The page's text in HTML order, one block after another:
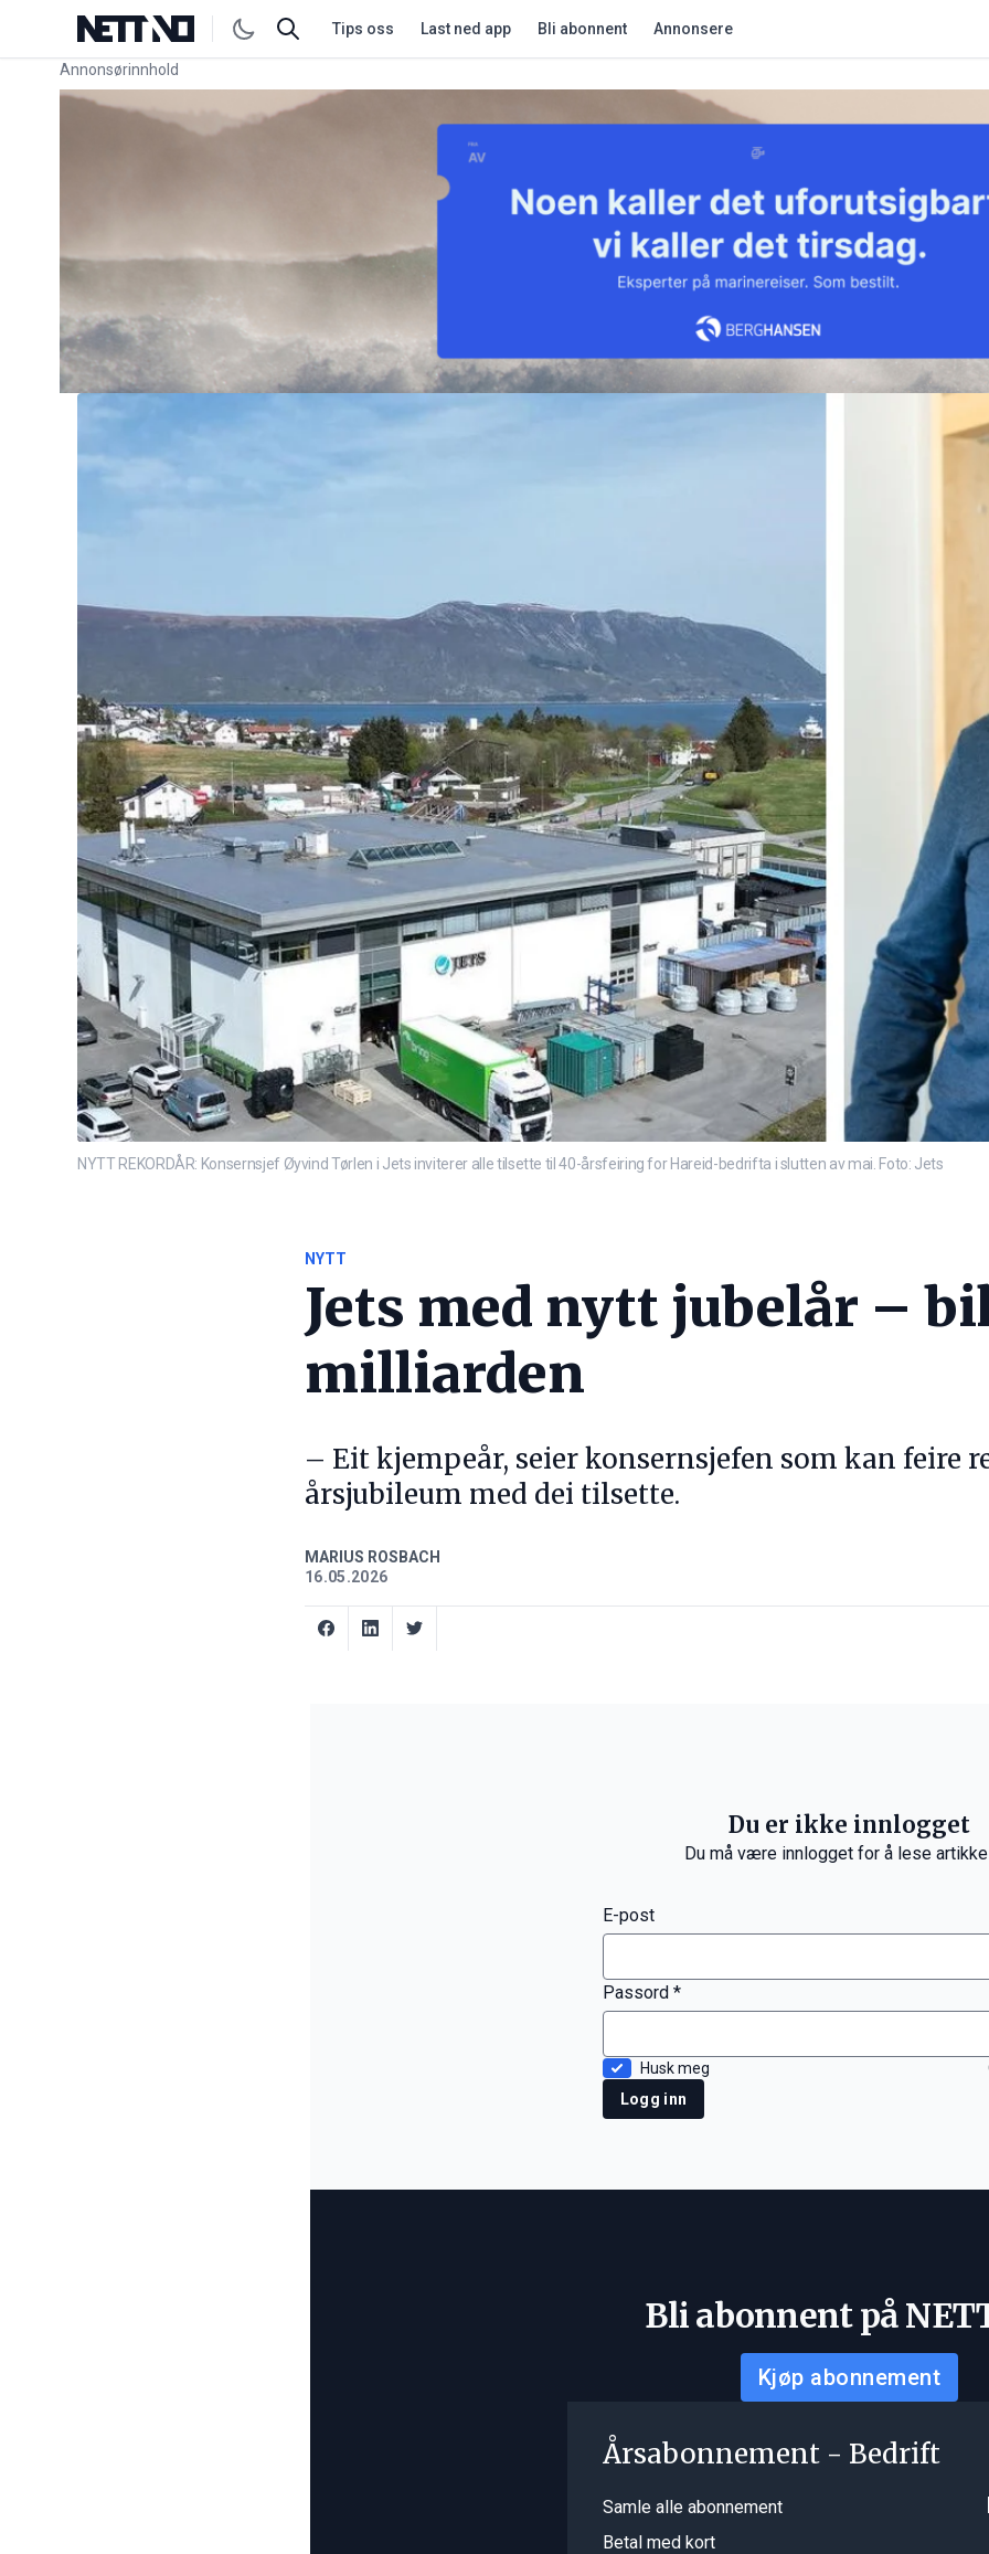
Tips oss Last ned app Bli abonnent Annonsere
Annonsørinnhold
Link for annonse
NYTT REKORDÅR: Konsernsjef Øyvind Tørlen i Jets inviterer alle tilsette til 40-årsfeiring for Hareid-bedrifta i slutten av mai. Foto: Jets
NYTT
Jets med nytt jubelår –
milliarden
– Eit kjempeår, seier konsernsjefen som kan feire
årsjubileum med dei tilsette.
MARIUS ROSBACH
16.05.2026
Du er ikke innlogget
Du må være innlogget for å lese
E-post
Passord *
Husk meg
Logg inn
Bli abonnent på
Kjøp abonnement
Årsabonnement - Bedrift
Samle alle abonnement
Betal med kort